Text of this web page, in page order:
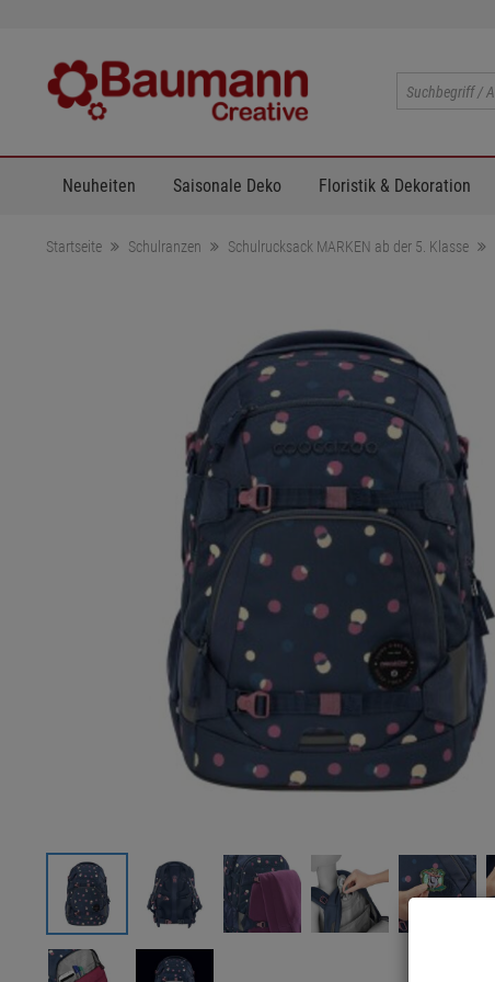
Neuheiten Saisonale Deko Floristik & Dekoration
Startseite Schulranzen Schulrucksack MARKEN ab der 5. Klasse